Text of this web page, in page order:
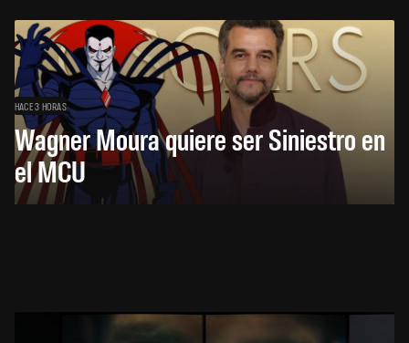
HACE 3 HORAS
Wagner Moura quiere ser Siniestro en
el MCU